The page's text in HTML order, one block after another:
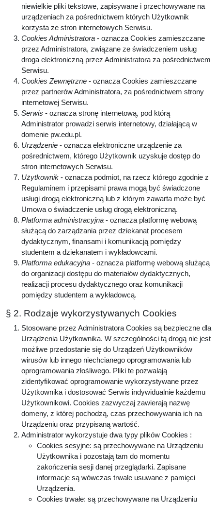
niewielkie pliki tekstowe, zapisywane i przechowywane na
urządzeniach za pośrednictwem których Użytkownik
korzysta ze stron internetowych Serwisu.
Cookies Administratora - oznacza Cookies zamieszczane
przez Administratora, związane ze świadczeniem usług
droga elektroniczną przez Administratora za pośrednictwem
Serwisu.
Cookies Zewnętrzne - oznacza Cookies zamieszczane
przez partnerów Administratora, za pośrednictwem strony
internetowej Serwisu.
Serwis - oznacza stronę internetową, pod którą
Administrator prowadzi serwis internetowy, działającą w
domenie pw.edu.pl.
Urządzenie - oznacza elektroniczne urządzenie za
pośrednictwem, którego Użytkownik uzyskuje dostęp do
stron internetowych Serwisu.
Użytkownik - oznacza podmiot, na rzecz którego zgodnie z
Regulaminem i przepisami prawa mogą być świadczone
usługi drogą elektroniczną lub z którym zawarta może być
Umowa o świadczenie usług drogą elektroniczną.
Platforma administracyjna - oznacza platformę webową
służącą do zarządzania przez dziekanat procesem
dydaktycznym, finansami i komunikacją pomiędzy
studentem a dziekanatem i wykładowcami.
Platforma edukacyjna - oznacza platformę webową służącą
do organizacji dostępu do materiałów dydaktycznych,
realizacji procesu dydaktycznego oraz komunikacji
pomiędzy studentem a wykładowcą.
§ 2. Rodzaje wykorzystywanych Cookies
Stosowane przez Administratora Cookies są bezpieczne dla
Urządzenia Użytkownika. W szczególności tą drogą nie jest
możliwe przedostanie się do Urządzeń Użytkowników
wirusów lub innego niechcianego oprogramowania lub
oprogramowania złośliwego. Pliki te pozwalają
zidentyfikować oprogramowanie wykorzystywane przez
Użytkownika i dostosować Serwis indywidualnie każdemu
Użytkownikowi. Cookies zazwyczaj zawierają nazwę
domeny, z której pochodzą, czas przechowywania ich na
Urządzeniu oraz przypisaną wartość.
Administrator wykorzystuje dwa typy plików Cookies :
Cookies sesyjne: są przechowywane na Urządzeniu
Użytkownika i pozostają tam do momentu
zakończenia sesji danej przeglądarki. Zapisane
informacje są wówczas trwale usuwane z pamięci
Urządzenia.
Cookies trwałe: są przechowywane na Urządzeniu